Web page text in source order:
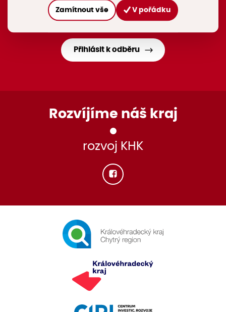
Stáhněte si mobilní aplikaci Chytrý region
Přihlásit k odběru
Rozvíjíme náš kraj
rozvoj KHK
Zamítnout vše V pořádku